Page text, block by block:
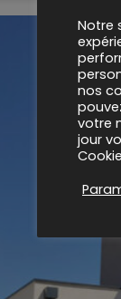
Notre
nos
votre
jour